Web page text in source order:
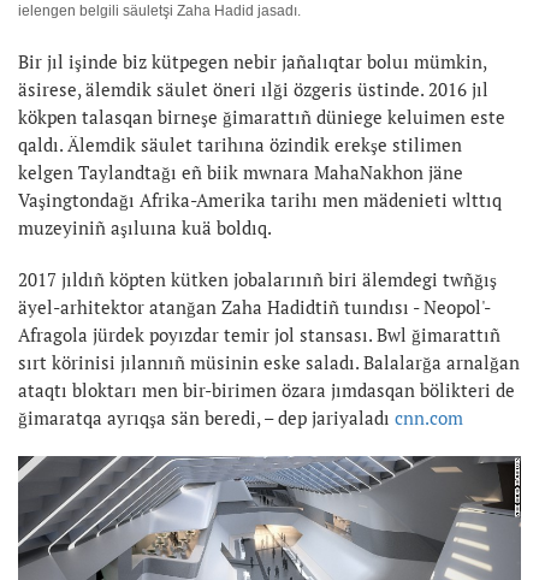
ielengen belgili säuletşi Zaha Hadid jasadı.
Bir jıl işinde biz kütpegen nebir jañalıqtar boluı mümkin,
äsirese, älemdik säulet öneri ılği özgeris üstinde. 2016 jıl
kökpen talasqan birneşe ğimarattıñ düniege keluimen este
qaldı. Älemdik säulet tarihına özindik erekşe stilimen
kelgen Taylandtağı eñ biik mwnara MahaNakhon jäne
Vaşingtondağı Afrika-Amerika tarihı men mädenieti wlttıq
muzeyiniñ aşıluına kuä boldıq.
2017 jıldıñ köpten kütken jobalarınıñ biri älemdegi twñğış
äyel-arhitektor atanğan Zaha Hadidtiñ tuındısı - Neopol'-
Afragola jürdek poyızdar temir jol stansası. Bwl ğimarattıñ
sırt körinisi jılannıñ müsinin eske saladı. Balalarğa arnalğan
ataqtı bloktarı men bir-birimen özara jımdasqan bölikteri de
ğimaratqa ayrıqşa sän beredi, – dep jariyaladı cnn.com